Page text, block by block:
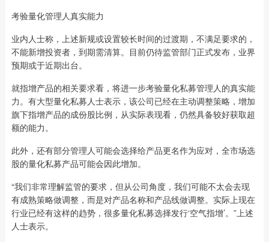
考验量化管理人真实能力
业内人士称，上述新规或设置较长时间的过渡期，不满足要求的，
不能新增投资者，到期需清算。目前仍待监管部门正式发布，业界
预期或于近期出台。
就指增产品的相关要求看，将进一步考验量化私募管理人的真实能
力。有大型量化私募人士表示，该公司已经在主动调整策略，增加
旗下指增产品的成份股比例，从实际表现看，仍然具备较好获取超
额的能力。
此外，还有部分管理人可能会选择给产品更名作为应对，全市场选
股的量化私募产品可能会因此增加。
“我们非常理解监管的要求，但从公司角度，我们可能不太会去现
有成熟策略做调整，而是对产品名称和产品线做调整。实际上现在
行业已经有这样的趋势，很多量化私募选择发行‘空气指增’。”上述
人士表示。